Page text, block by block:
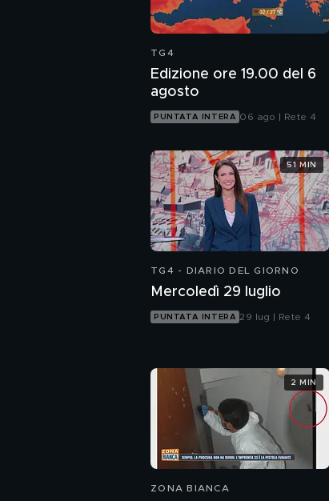
TG4
Edizione ore 19.00 del 6
agosto
PUNTATA INTERA 06 ago | Rete 4
TG4 - DIARIO DEL GIORNO
Mercoledì 29 luglio
PUNTATA INTERA 29 lug | Rete 4
51 MIN
ZONA BIANCA
2 MIN